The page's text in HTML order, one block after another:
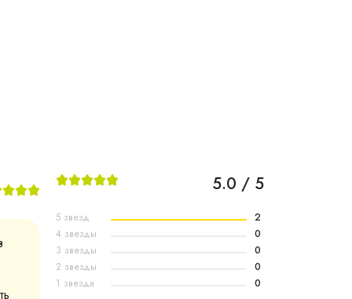
5.0 / 5
5 звезд
2
4 звезды
0
3 звезды
0
2 звезды
0
1 звезда
0